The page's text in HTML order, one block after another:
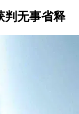
判无事省释